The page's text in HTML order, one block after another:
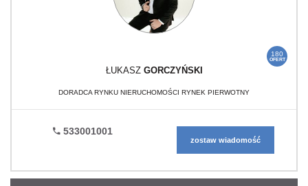
180
OFERT
ŁUKASZ GORCZYŃSKI
DORADCA RYNKU NIERUCHOMOŚCI RYNEK PIERWOTNY
533001001
zostaw wiadomość